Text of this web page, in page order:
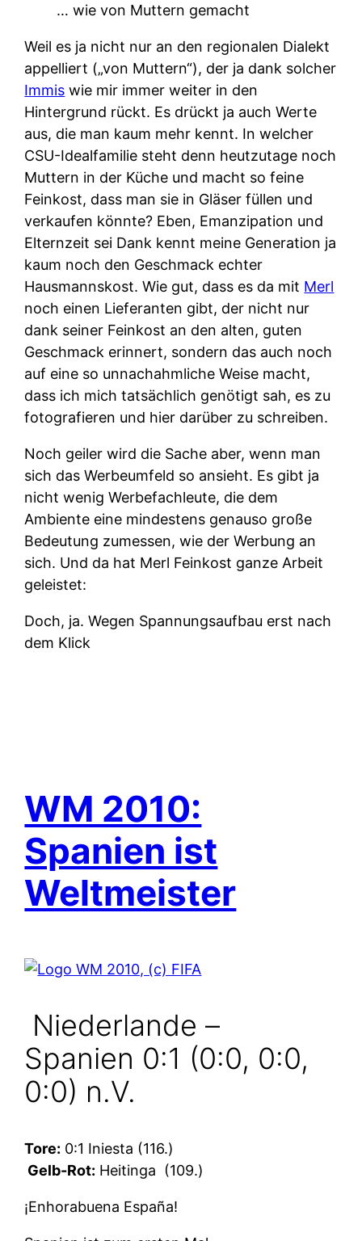
… wie von Muttern gemacht
Weil es ja nicht nur an den regionalen Dialekt
appelliert („von Muttern“), der ja dank solcher
Immis wie mir immer weiter in den
Hintergrund rückt. Es drückt ja auch Werte
aus, die man kaum mehr kennt. In welcher
CSU-Idealfamilie steht denn heutzutage noch
Muttern in der Küche und macht so feine
Feinkost, dass man sie in Gläser füllen und
verkaufen könnte? Eben, Emanzipation und
Elternzeit sei Dank kennt meine Generation ja
kaum noch den Geschmack echter
Hausmannskost. Wie gut, dass es da mit Merl
noch einen Lieferanten gibt, der nicht nur
dank seiner Feinkost an den alten, guten
Geschmack erinnert, sondern das auch noch
auf eine so unnachahmliche Weise macht,
dass ich mich tatsächlich genötigt sah, es zu
fotografieren und hier darüber zu schreiben.
Noch geiler wird die Sache aber, wenn man
sich das Werbeumfeld so ansieht. Es gibt ja
nicht wenig Werbefachleute, die dem
Ambiente eine mindestens genauso große
Bedeutung zumessen, wie der Werbung an
sich. Und da hat Merl Feinkost ganze Arbeit
geleistet:
Doch, ja. Wegen Spannungsaufbau erst nach
dem Klick
WM 2010:
Spanien ist
Weltmeister
Niederlande –
Spanien 0:1 (0:0, 0:0,
0:0) n.V.
Tore: 0:1 Iniesta (116.)
Gelb-Rot: Heitinga (109.)
¡Enhorabuena España!